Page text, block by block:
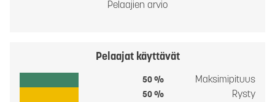
Pelaajien arvio
Pelaajat käyttävät
50 % Maksimipituus
50 % Rysty